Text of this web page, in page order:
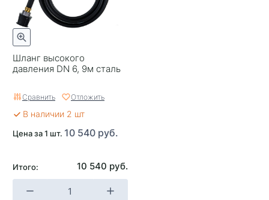
Шланг высокого
давления DN 6, 9м сталь
Сравнить Отложить
В наличии 2 шт
Цена за 1 шт. 10 540 руб.
Итого: 10 540 руб.